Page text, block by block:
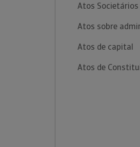
Atos Societários
Atos sobre
Atos de capital
Atos de